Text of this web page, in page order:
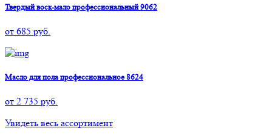
Твердый воск-мало профессиональный 9062
от 685 руб.
Масло для пола профессиональное 8624
от 2 735 руб.
Увидеть весь ассортимент